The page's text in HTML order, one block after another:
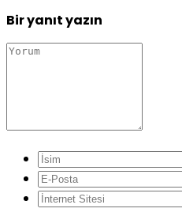
Bir yanıt yazın